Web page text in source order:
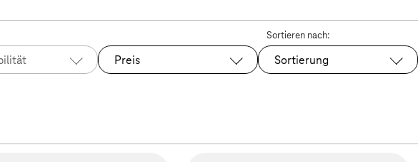
Preis
Sortieren nach:
Sortierung